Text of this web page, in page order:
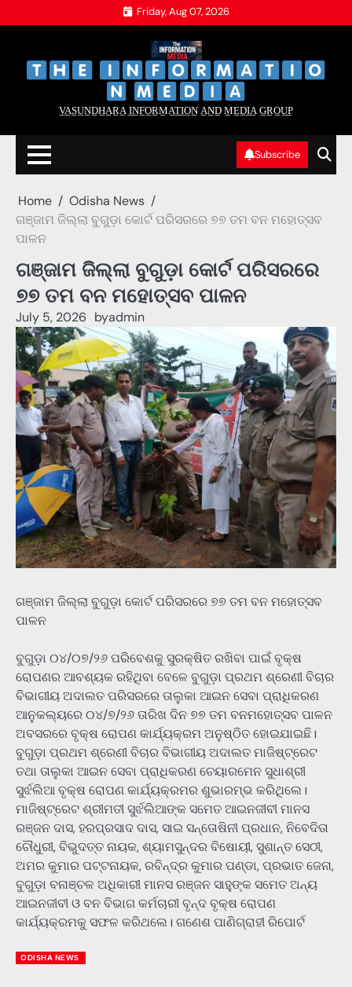
to
Friday, Aug 07, 2026
V̲A̲S̲U̲N̲D̲H̲A̲R̲A̲ I̲N̲F̲O̲R̲M̲A̲T̲I̲O̲N̲ A̲N̲D̲ M̲E̲D̲I̲A̲ G̲R̲O̲U̲P̲
Subscribe
Home
Odisha News
ଗଞ୍ଜାମ ଜିଲ୍ଲା ବୁଗୁଡ଼ା କୋର୍ଟ ପରିସରରେ ୭୭ ତମ ବନ ମହୋତ୍ସବ
ପାଳନ
ଗଞ୍ଜାମ ଜିଲ୍ଲା ବୁଗୁଡ଼ା କୋର୍ଟ ପରିସରରେ
୭୭ ତମ ବନ ମହୋତ୍ସବ ପାଳନ
July 5, 2026 byadmin
ଗଞ୍ଜାମ ଜିଲ୍ଲା ବୁଗୁଡ଼ା କୋର୍ଟ ପରିସରରେ ୭୭ ତମ ବନ ମହୋତ୍ସବ
ପାଳନ
ବୁଗୁଡ଼ା ୦୪/୦୭/୨୬ ପରିବେଶକୁ ସୁରକ୍ଷିତ ରଖିବା ପାଇଁ ବୃକ୍ଷ
ରୋପଣର ଆବଶ୍ୟକ ରହିଥିବା ବେଳେ ବୁଗୁଡ଼ା ପ୍ରଥମ ଶ୍ରେଣୀ ବିଚାର
ବିଭାଗୀୟ ଅଦାଲତ ପରିସରରେ ତାଲୁକା ଆଇନ ସେବା ପ୍ରାଧିକରଣ
ଆନୁକଲ୍ୟରେ ୦୪/୭/୨୬ ତାରିଖ ଦିନ ୭୭ ତମ ବନମହୋତ୍ସବ ପାଳନ
ଅବସରରେ ବୃକ୍ଷ ରୋପଣ କାର୍ଯ୍ୟକ୍ରମ ଅନୁଷ୍ଠିତ ହୋଇଯାଇଛି।
ବୁଗୁଡ଼ା ପ୍ରଥମ ଶ୍ରେଣୀ ବିଚାର ବିଭାଗୀୟ ଅଦାଲତ ମାଜିଷ୍ଟ୍ରେଟ
ତଥା ତାଲୁକା ଆଇନ ସେବା ପ୍ରାଧିକରଣ ଚେୟାରମେନ ସୁଧାଶ୍ରୀ
ସୁର୍ଝଲିଆ ବୃକ୍ଷ ରୋପଣ କାର୍ଯ୍ୟକ୍ରମର ଶୁଭାରମ୍ଭ କରିଥିଲେ।
ମାଜିଷ୍ଟ୍ରେଟ ଶ୍ରୀମତୀ ସୁର୍ଝଲିଆଙ୍କ ସମେତ ଆଇନଜୀବୀ ମାନସ
ରଞ୍ଜନ ଦାସ, ହରପ୍ରସାଦ ଦାସ, ସାଇ ସନ୍ତୋଷିନୀ ପ୍ରଧାନ, ନିବେଦିତା
ଚୌଧୁରୀ, ବିଭୁଦତ୍ତ ନାୟକ, ଶ୍ୟାମସୁନ୍ଦର ବିଷୋୟୀ, ସୁଶାନ୍ତ ସେଠୀ,
ଅମର କୁମାର ପଟ୍ଟନାୟକ, ରବିନ୍ଦ୍ର କୁମାର ପଣ୍ଡା, ପ୍ରଭାତ ଜେନା,
ବୁଗୁଡ଼ା ବନାଞ୍ଚଳ ଅଧିକାରୀ ମାନସ ରଞ୍ଜନ ସାହୁଙ୍କ ସମେତ ଅନ୍ୟ
ଆଇନଜୀବୀ ଓ ବନ ବିଭାଗ କର୍ମଚାରୀ ବୃନ୍ଦ ବୃକ୍ଷ ରୋପଣ
କାର୍ଯ୍ୟକ୍ରମକୁ ସଫଳ କରିଥଲେ। ଗଣେଶ ପାଣିଗ୍ରାହୀ ରିପୋର୍ଟ
ODISHA NEWS